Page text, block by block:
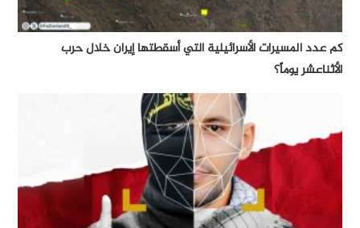
كم عدد المسيرات الأسرائيلية التي أسقطتها إيران خلال حرب
الأثناعشر يوماً؟